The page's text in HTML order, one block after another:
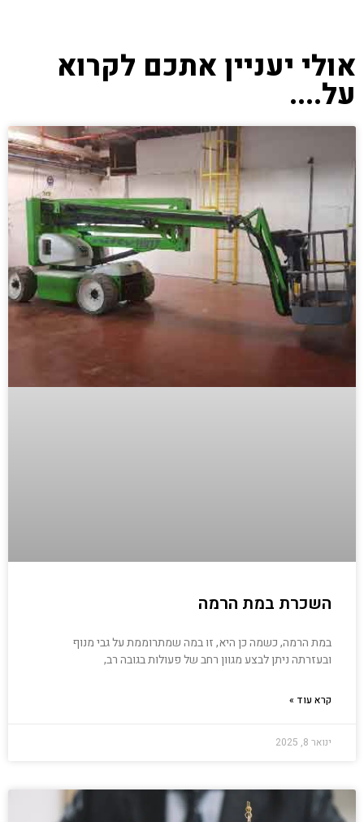
אולי יעניין אתכם לקרוא
על....
השכרת במת הרמה
במת הרמה, כשמה כן היא, זו במה שמתרוממת על גבי מנוף
ובעזרתה ניתן לבצע מגוון רחב של פעולות בגובה רב,
קרא עוד »
ינואר 8, 2025